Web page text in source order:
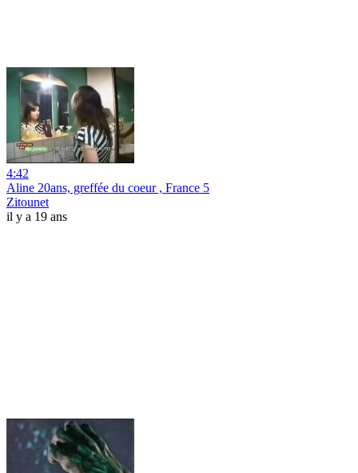
4:42
Aline 20ans, greffée du coeur , France 5
Zitounet
il y a 19 ans